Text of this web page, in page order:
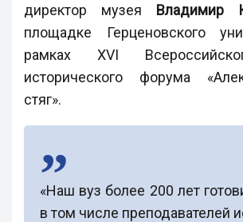
директор музея Владимир
площадке Герценовского
рамках XVI
исторического форума
стяг».
«Наш вуз более 200 лет
в том числе преподавателей